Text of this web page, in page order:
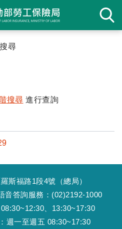
尋
搜尋 進行查詢
斯福路1段4號（總局）
音答詢服務：(02)2192-1000
、13:30~17:30
週一至週五 08:30~17:30